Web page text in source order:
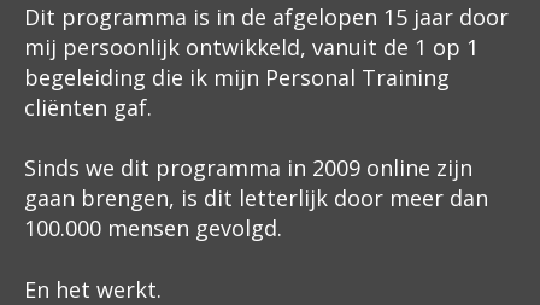
Dit programma is in de afgelopen 15 jaar door
mij persoonlijk ontwikkeld, vanuit de 1 op 1
begeleiding die ik mijn Personal Training
cliënten gaf.
Sinds we dit programma in 2009 online zijn
gaan brengen, is dit letterlijk door meer dan
100.000 mensen gevolgd.
En het werkt.